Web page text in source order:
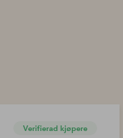
Verifierad kjøpere